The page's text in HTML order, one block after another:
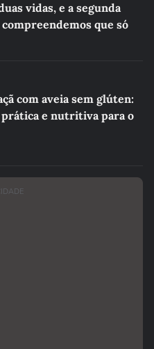
vidas, e a segunda
que só
com aveia sem glúten:
e nutritiva para o